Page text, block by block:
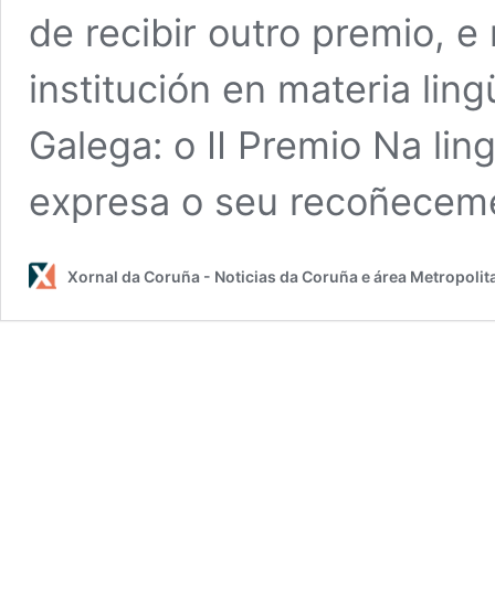
de recibir outro premio, e
institución en materia
Galega: o II Premio Na
expresa o seu
Xornal da Coruña - Noticias da Coruña e área